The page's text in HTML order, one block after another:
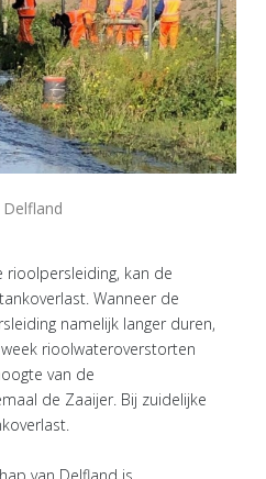
rioolpersleiding, kan de
Wanneer de
namelijk langer duren,
rioolwateroverstorten
van de
de Zaaijer. Bij zuidelijke